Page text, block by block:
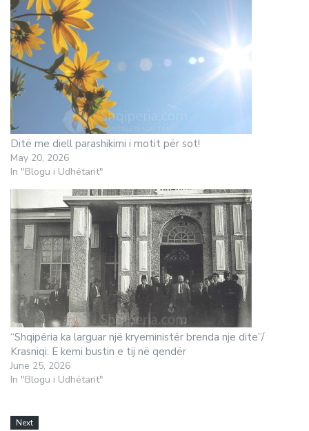
Ditë me diell parashikimi i motit për sot!
May 20, 2026
In "Blogu i Udhëtarit"
“Shqipëria ka larguar një kryeministër brenda nje dite”/
Krasniqi: E kemi bustin e tij në qendër
June 25, 2026
In "Blogu i Udhëtarit"
Next